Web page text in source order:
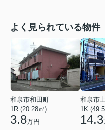
よく見られている物件
和泉市和田町
1R (20.28㎡)
3.8万円
和泉市
1K
14.3